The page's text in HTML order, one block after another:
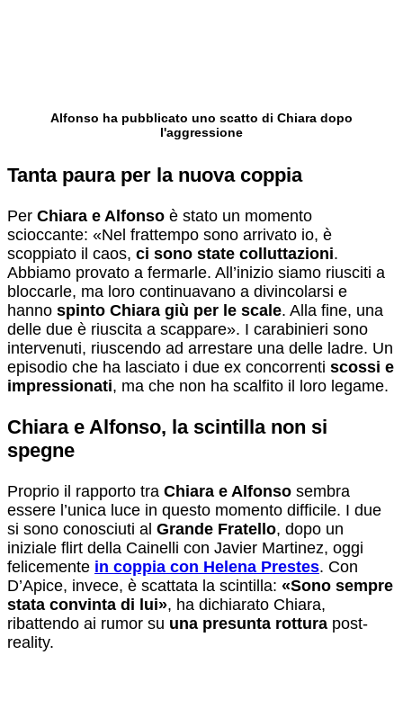
Alfonso ha pubblicato uno scatto di Chiara dopo
l'aggressione
Tanta paura per la nuova coppia
Per Chiara e Alfonso è stato un momento
scioccante: «Nel frattempo sono arrivato io, è
scoppiato il caos, ci sono state colluttazioni.
Abbiamo provato a fermarle. All’inizio siamo riusciti a
bloccarle, ma loro continuavano a divincolarsi e
hanno spinto Chiara giù per le scale. Alla fine, una
delle due è riuscita a scappare». I carabinieri sono
intervenuti, riuscendo ad arrestare una delle ladre. Un
episodio che ha lasciato i due ex concorrenti scossi e
impressionati, ma che non ha scalfito il loro legame.
Chiara e Alfonso, la scintilla non si
spegne
Proprio il rapporto tra Chiara e Alfonso sembra
essere l’unica luce in questo momento difficile. I due
si sono conosciuti al Grande Fratello, dopo un
iniziale flirt della Cainelli con Javier Martinez, oggi
felicemente in coppia con Helena Prestes. Con
D’Apice, invece, è scattata la scintilla: «Sono sempre
stata convinta di lui», ha dichiarato Chiara,
ribattendo ai rumor su una presunta rottura post-
reality.